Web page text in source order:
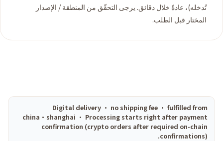
تُدخله)، عادةً خلال دقائق. يرجى التحقّق من المنطقة / الإصدار
المختار قبل الطلب.
Digital delivery · no shipping fee · fulfilled from
china·shanghai · Processing starts right after payment
confirmation (crypto orders after required on-chain
confirmations).